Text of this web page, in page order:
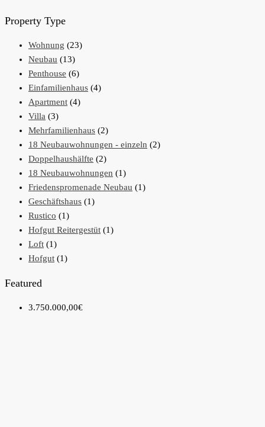
Property Type
Wohnung (23)
Neubau (13)
Penthouse (6)
Einfamilienhaus (4)
Apartment (4)
Villa (3)
Mehrfamilienhaus (2)
18 Neubauwohnungen - einzeln (2)
Doppelhaushälfte (2)
18 Neubauwohnungen (1)
Friedenspromenade Neubau (1)
Geschäftshaus (1)
Rustico (1)
Hofgut Reitergestüt (1)
Loft (1)
Hofgut (1)
Featured
3.750.000,00€